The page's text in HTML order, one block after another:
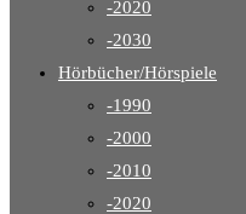
-2020
-2030
Hörbücher/Hörspiele
-1990
-2000
-2010
-2020